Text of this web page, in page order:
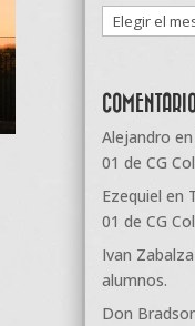
Archivos
Alejandro en
01 de CG
Ezequiel en
01 de CG
Ivan Zabalza
alumnos.
Don